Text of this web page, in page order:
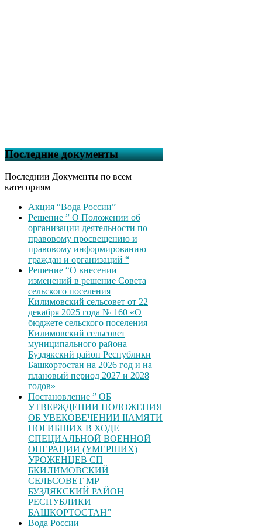
Последние документы
Последнии Документы по всем
категориям
Акция “Вода России”
Решение ” О Положении об
организации деятельности по
правовому просвещению и
правовому информированию
граждан и организаций “
Решение “О внесении
изменений в решение Совета
сельского поселения
Килимовский сельсовет от 22
декабря 2025 года № 160 «О
бюджете сельского поселения
Килимовский сельсовет
муниципального района
Буздякский район Республики
Башкортостан на 2026 год и на
плановый период 2027 и 2028
годов»
Постановление ” ОБ
УТВЕРЖДЕНИИ ПОЛОЖЕНИЯ
ОБ УВЕКОВЕЧЕНИИ ІІАМЯТИ
ПОГИБШИХ В ХОДЕ
СПЕЦИАЛЬНОЙ ВОЕННОЙ
ОПЕРАЦИИ (УМЕРШИХ)
УРОЖЕНЦЕВ CП
БКИЛИМОВСКИЙ
СЕЛЬСОВЕТ МР
БУЗДЯКСКИЙ РАЙОН
РЕСПУБЛИКИ
БАШКОРТОСТАН”
Вода России